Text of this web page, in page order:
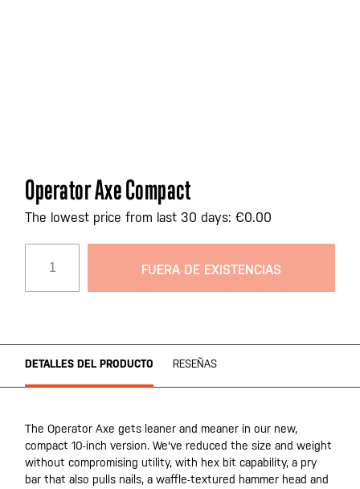
Saltar
al
comienzo
galería
de
Operator Axe Compact
The lowest price from last 30 days: €0.00
FUERA DE EXISTENCIAS
DETALLES DEL PRODUCTO RESEÑAS
The Operator Axe gets leaner and meaner in our new,
compact 10-inch version. We've reduced the size and weight
without compromising utility, with hex bit capability, a pry
bar that also pulls nails, a waffle-textured hammer head and